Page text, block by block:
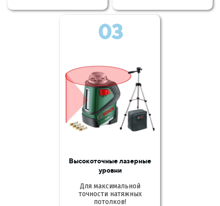
03
Высокоточные лазерные
уровни
Для максимальной
точности натяжных
потолков!